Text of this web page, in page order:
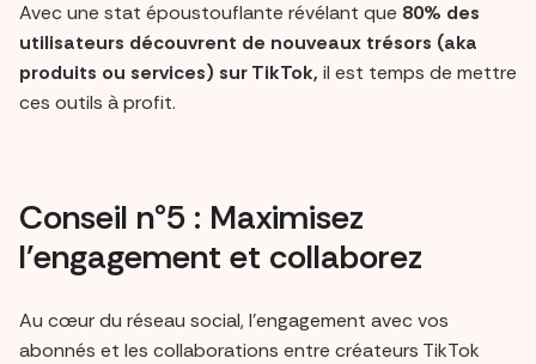
Avec une stat époustouflante révélant que 80% des
utilisateurs découvrent de nouveaux trésors (aka
produits ou services) sur TikTok, il est temps de mettre
ces outils à profit.
Conseil n°5 : Maximisez
l'engagement et collaborez
Au cœur du réseau social, l'engagement avec vos
abonnés et les collaborations entre créateurs TikTok